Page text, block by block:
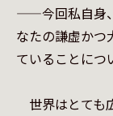
——今回私自身
なたの謙虚かつ
ていることにつ
世界はとても